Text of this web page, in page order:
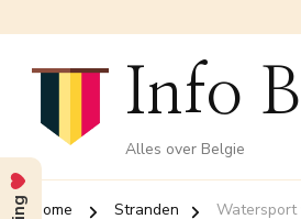
Info
Alles over Belgie
Home Stranden Watersport